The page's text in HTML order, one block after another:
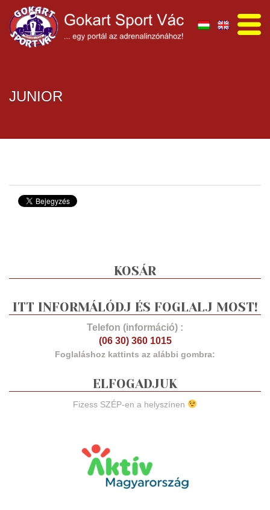
JUNIOR
KOSÁR
ITT INFORMÁLÓDJ ÉS FOGLALJ MOST!
Telefon (információ) :
(06 30) 360 1015
Foglaláshoz kattints az alábbi gombra:
ELFOGADJUK
Fizess SZÉP-en a helyszínen